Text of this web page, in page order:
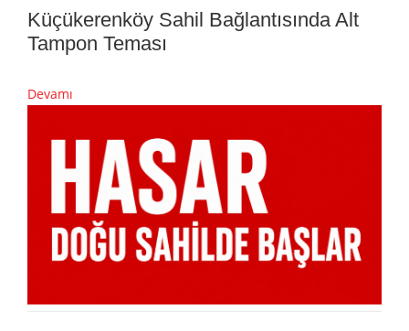
Küçükerenköy Sahil Bağlantısında Alt
Tampon Teması
Devamı